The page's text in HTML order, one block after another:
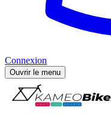
Connexion
Ouvrir le menu